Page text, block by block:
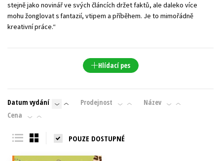
Společnost, politika
Technika a věda
Učebnice
Umění a kultura
Všechny tituly
stejně jako novinář ve svých článcích držet faktů, ale daleko více
mohu žonglovat s fantazií, vtipem a příběhem. Je to mimořádně
kreativní práce.“
Hlídací pes
Datum vydání Prodejnost
Název
Cena
POUZE DOSTUPNÉ